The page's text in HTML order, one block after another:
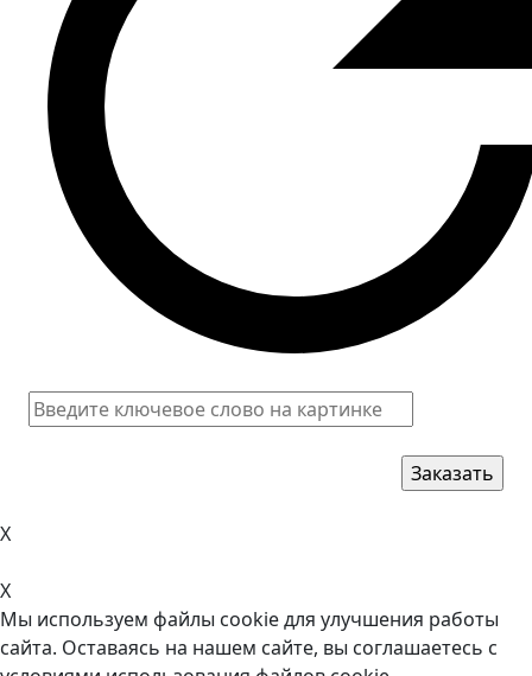
X
X
Мы используем файлы cookie для улучшения работы
сайта. Оставаясь на нашем сайте, вы соглашаетесь с